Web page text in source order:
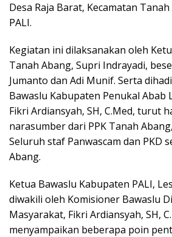
Desa Raja Barat, Kecamatan
PALI.
Kegiatan ini dilaksanakan oleh
Tanah Abang, Supri Indrayadi,
Jumanto dan Adi Munif. Serta
Bawaslu Kabupaten Penukal Abab
Fikri Ardiansyah, SH, C.Med, turut
narasumber dari PPK Tanah
Seluruh staf Panwascam dan PKD
Abang.
Ketua Bawaslu Kabupaten PALI,
diwakili oleh Komisioner Bawaslu
Masyarakat, Fikri Ardiansyah, SH,
menyampaikan beberapa poin